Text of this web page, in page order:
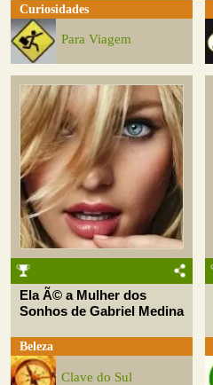
Curiosidades
Para Viagem
Ela Ã© a Mulher dos
Sonhos de Gabriel Medina
Beleza
Clave do Sul